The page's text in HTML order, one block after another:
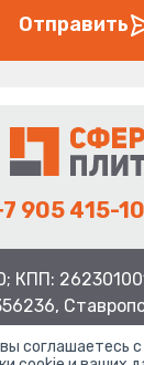
Отправить
905 415-
КПП:
соглашаетесь с